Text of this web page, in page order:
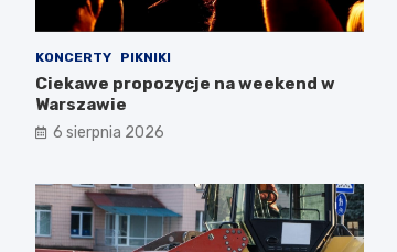
KONCERTY PIKNIKI
Ciekawe propozycje na weekend w
Warszawie
6 sierpnia 2026